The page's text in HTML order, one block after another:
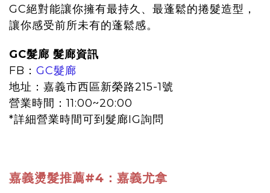
GC絕對能讓你擁有最持久、最蓬鬆的捲髮造型，
讓你感受前所未有的蓬鬆感。
GC髮廊 髮廊資訊
FB： GC髮廊
地址：嘉義市西區新榮路215-1號
營業時間：11:00~20:00
*詳細營業時間可到髮廊IG詢問
嘉義燙髮推薦#4：嘉義尤拿